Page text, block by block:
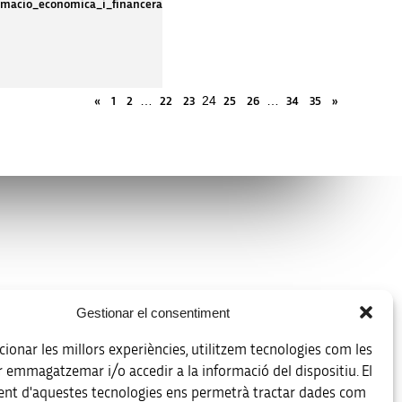
Gestionar el consentiment
les millors experiències, utilitzem tecnologies com les
emmagatzemar i/o accedir a la informació del dispositiu. El
d'aquestes tecnologies ens permetrà tractar dades com
« 1 2 22 23 24 25 26 34 35 »
Accessibility
Site map